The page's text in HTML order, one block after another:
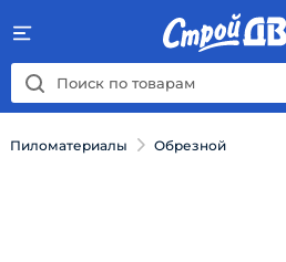
Пиломатериалы Обрезной